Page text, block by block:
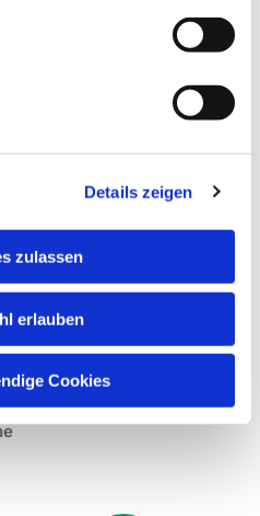
Details zeigen
zulassen
erlauben
Cookies